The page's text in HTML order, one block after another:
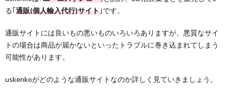
る｢通販(個人輸入代行)サイト ｣です。
通販サイトには良いもの悪いものいろいろありますが、悪質なサイ
トの場合は商品が届かないといったトラブルに巻き込まれてしまう
可能性があります。
uskenkoがどのような通販サイトなのか詳しく見ていきましょう。